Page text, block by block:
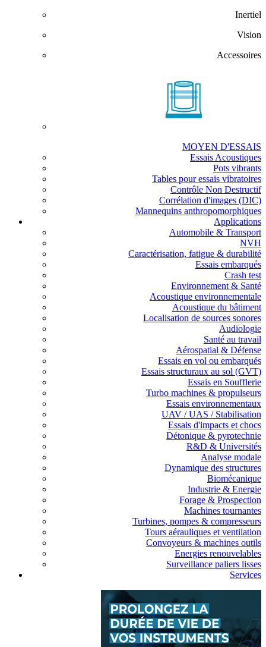
Inertiel
Vision
Accessoires
MOYEN D'ESSAIS
Essais Acoustiques
Pots vibrants
Tables pour essais vibratoires
Contrôle Non Destructif
Corrélation d'images (DIC)
Mannequins anthropomorphiques
Applications
Automobile & Transport
NVH
Caractérisation, fatigue & durabilité
Essais embarqués
Crash test
Environnement & Santé
Acoustique environnementale
Acoustique du bâtiment
Localisation de sources sonores
Audiologie
Santé au travail
Aérospatial & Défense
Essais en vol ou embarqués
Essais structuraux au sol (GVT)
Essais en Soufflerie
Turbo machines & propulseurs
Essais environnementaux
UAV / UAS / Stabilisation
Essais d'impacts et chocs
Détonique & pyrotechnie
R&D & Universités
Analyse modale
Dynamique des structures
Biomécanique
Industrie & Energie
Forage & Prospection
Machines tournantes
Turbines, pompes & compresseurs
Tours aérauliques et ventilation
Convoyeurs & machines outils
Energies renouvelables
Surveillance paliers lisses
Services